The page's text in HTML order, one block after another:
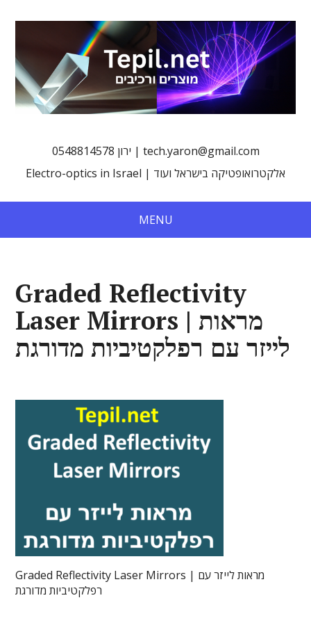
0548814578 ירון | tech.yaron@gmail.com
Electro-optics in Israel | אלקטרואופטיקה בישראל ועוד
MENU
Graded Reflectivity
Laser Mirrors | מראות
לייזר עם רפלקטיביות מדורגת
Graded Reflectivity Laser Mirrors | מראות לייזר עם
רפלקטיביות מדורגת